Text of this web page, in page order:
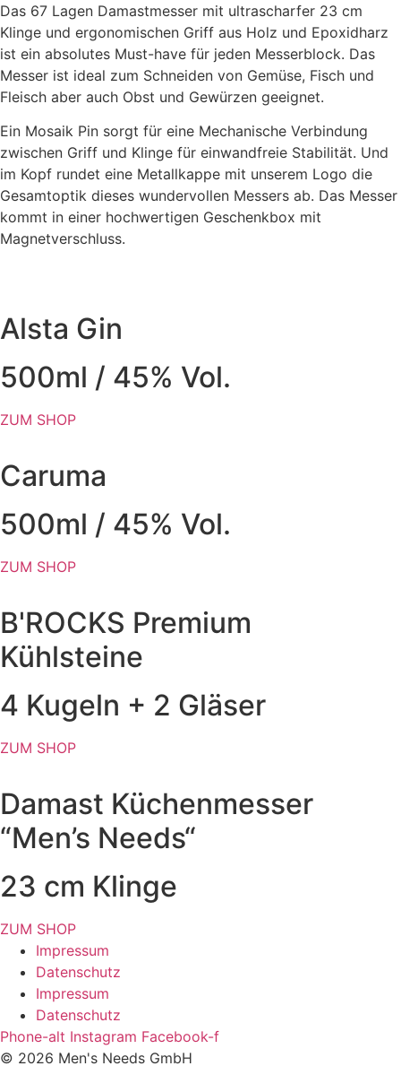
Das 67 Lagen Damastmesser mit ultrascharfer 23 cm
Klinge und ergonomischen Griff aus Holz und Epoxidharz
ist ein absolutes Must-have für jeden Messerblock. Das
Messer ist ideal zum Schneiden von Gemüse, Fisch und
Fleisch aber auch Obst und Gewürzen geeignet.
Ein Mosaik Pin sorgt für eine Mechanische Verbindung
zwischen Griff und Klinge für einwandfreie Stabilität. Und
im Kopf rundet eine Metallkappe mit unserem Logo die
Gesamtoptik dieses wundervollen Messers ab. Das Messer
kommt in einer hochwertigen Geschenkbox mit
Magnetverschluss.
Alsta Gin
500ml / 45% Vol.
ZUM SHOP
Caruma
500ml / 45% Vol.
ZUM SHOP
B'ROCKS Premium
Kühlsteine
4 Kugeln + 2 Gläser
ZUM SHOP
Damast Küchenmesser
“Men’s Needs“
23 cm Klinge
ZUM SHOP
Impressum
Datenschutz
Impressum
Datenschutz
Phone-alt Instagram Facebook-f
© 2026 Men's Needs GmbH